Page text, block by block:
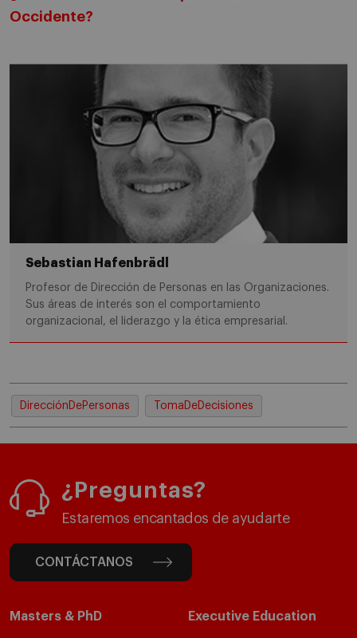
Occidente?
Sebastian Hafenbrädl
Profesor de Dirección de Personas en las Organizaciones.
Sus áreas de interés son el comportamiento
organizacional, el liderazgo y la ética empresarial.
DirecciónDePersonas TomaDeDecisiones
¿Preguntas?
Estaremos encantados de ayudarte
CONTÁCTANOS
Masters & PhD Executive Education